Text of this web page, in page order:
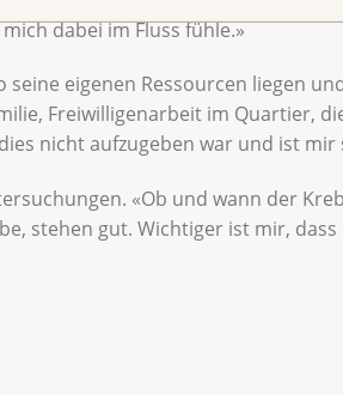
dabei im Fluss fühle.»
seine eigenen Ressourcen liegen
Freiwilligenarbeit im Quartier,
nicht aufzugeben war und ist mir
«Ob und wann der
stehen gut. Wichtiger ist mir,